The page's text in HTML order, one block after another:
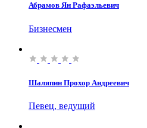
Абрамов Ян Рафаэльевич
Бизнесмен
Шаляпин Прохор Андреевич
Певец, ведущий